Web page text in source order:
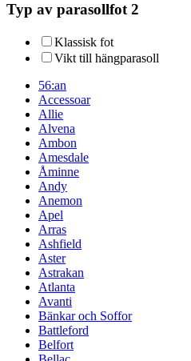
Typ av parasollfot 2
Klassisk fot
Vikt till hängparasoll
56:an
Accessoar
Allie
Alvena
Ambon
Amesdale
Åminne
Andy
Anemon
Apel
Arras
Ashfield
Aster
Astrakan
Atlanta
Avanti
Bänkar och Soffor
Battleford
Belfort